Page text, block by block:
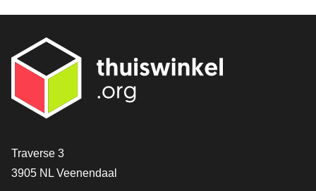
Contact
Traverse 3
3905 NL Veenendaal